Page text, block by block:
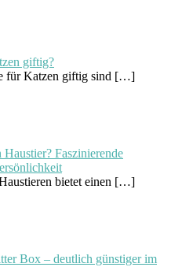
giftig?
für Katzen giftig sind […]
Faszinierende
bietet einen […]
Box – deutlich günstiger im